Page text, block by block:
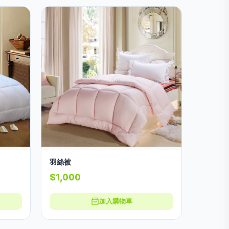
羽絲被
$1,000
加入購物車